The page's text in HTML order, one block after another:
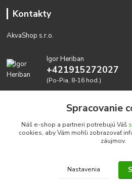
Kontakty
AkvaShop s.r.o.
Igor Heriban
+421915272027
(Po-Pia, 8-16 hod.)
Realizujeme prírodné akvária:
Spracovanie
Náš e-shop a partneri potrebujú Váš
cookies, aby Vám mohli zobrazovať
záujmov.
Nastavenia